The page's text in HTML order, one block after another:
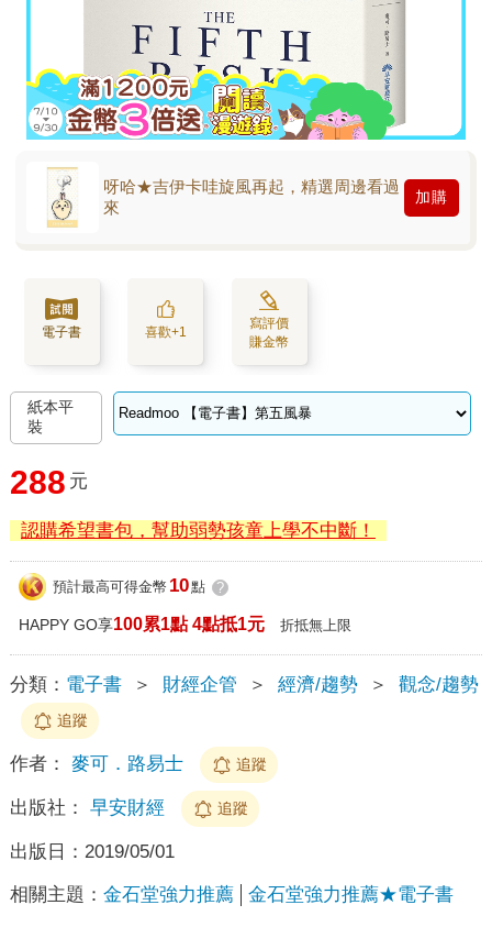
呀哈★吉伊卡哇旋風再起，精選周邊看過
來
加購
電子書 喜歡+1
寫評價
賺金幣
紙本平
裝
288 元
認購希望書包，幫助弱勢孩童上學不中斷！
預計最高可得金幣 10點 ?
HAPPY GO享100累1點 4點抵1元 折抵無上限
分類： 電子書 ＞ 財經企管 ＞ 經濟/趨勢 ＞ 觀念/趨勢
追蹤
作者： 麥可．路易士 追蹤
出版社： 早安財經 追蹤
出版日： 2019/05/01
相關主題： 金石堂強力推薦 金石堂強力推薦★電子書